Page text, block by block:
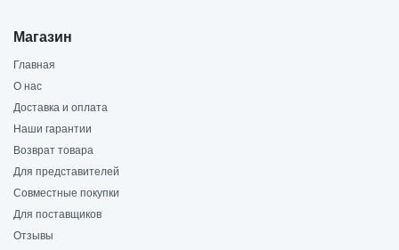
Магазин
Главная
О нас
Доставка и оплата
Наши гарантии
Возврат товара
Для представителей
Совместные покупки
Для поставщиков
Отзывы